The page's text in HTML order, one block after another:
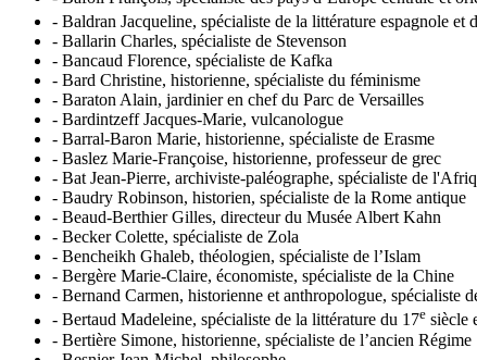
- Baldran Jacqueline, spécialiste de la littérature espagnole et
- Ballarin Charles, spécialiste de Stevenson
- Bancaud Florence, spécialiste de Kafka
- Bard Christine, historienne, spécialiste du féminisme
- Baraton Alain, jardinier en chef du Parc de Versailles
- Bardintzeff Jacques-Marie, vulcanologue
- Barral-Baron Marie, historienne, spécialiste de Erasme
- Baslez Marie-Françoise, historienne, professeur de grec
- Bat Jean-Pierre, archiviste-paléographe, spécialiste de
- Baudry Robinson, historien, spécialiste de la Rome antique
- Beaud-Berthier Gilles, directeur du Musée Albert Kahn
- Becker Colette, spécialiste de Zola
- Bencheikh Ghaleb, théologien, spécialiste de l’Islam
- Bergère Marie-Claire, économiste, spécialiste de la Chine
- Bernand Carmen, historienne et anthropologue, spécialiste
- Bertaud Madeleine, spécialiste de la littérature du 17e siècle
- Bertière Simone, historienne, spécialiste de l’ancien Régime